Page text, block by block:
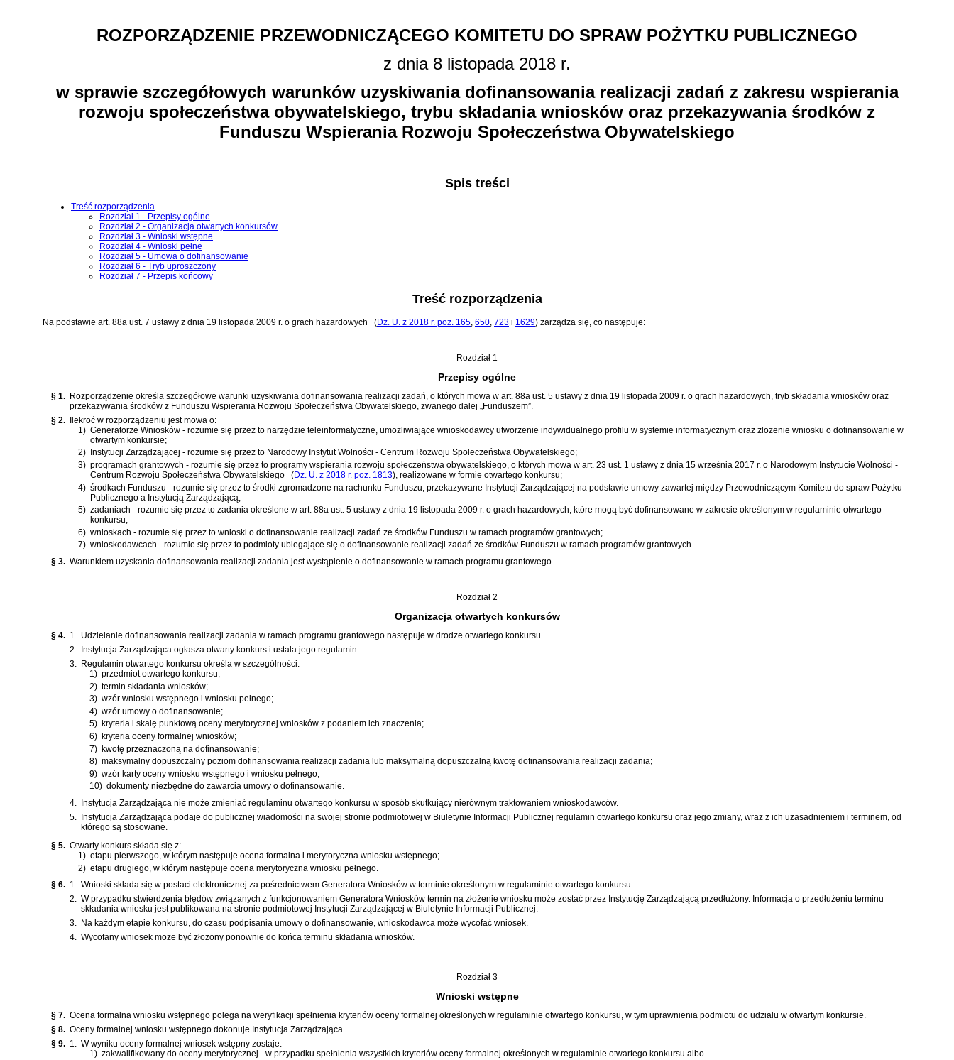
ROZPORZĄDZENIE PRZEWODNICZĄCEGO KOMITETU DO SPRAW POŻYTKU PUBLICZNEGO
z dnia 8 listopada 2018 r.
w sprawie szczegółowych warunków uzyskiwania dofinansowania realizacji zadań z zakresu wspierania
rozwoju społeczeństwa obywatelskiego, trybu składania wniosków oraz przekazywania środków z
Funduszu Wspierania Rozwoju Społeczeństwa Obywatelskiego
Spis treści
Treść rozporządzenia
Rozdział 1 - Przepisy ogólne
Rozdział 2 - Organizacja otwartych konkursów
Rozdział 3 - Wnioski wstępne
Rozdział 4 - Wnioski pełne
Rozdział 5 - Umowa o dofinansowanie
Rozdział 6 - Tryb uproszczony
Rozdział 7 - Przepis końcowy
Treść rozporządzenia
Na podstawie art. 88a ust. 7 ustawy z dnia 19 listopada 2009 r. o grach hazardowych (Dz. U. z 2018 r. poz. 165, 650, 723 i 1629) zarządza się, co następuje:
Rozdział 1
Przepisy ogólne
§ 1. Rozporządzenie określa szczegółowe warunki uzyskiwania dofinansowania realizacji zadań, o których mowa w art. 88a ust. 5 ustawy z dnia 19 listopada 2009 r. o grach hazardowych, tryb składania wniosków oraz
przekazywania środków z Funduszu Wspierania Rozwoju Społeczeństwa Obywatelskiego, zwanego dalej „Funduszem”.
§ 2. Ilekroć w rozporządzeniu jest mowa o:
1) Generatorze Wniosków - rozumie się przez to narzędzie teleinformatyczne, umożliwiające wnioskodawcy utworzenie indywidualnego profilu w systemie informatycznym oraz złożenie wniosku o dofinansowanie w
otwartym konkursie;
2)
Instytucji Zarządzającej - rozumie się przez to Narodowy Instytut Wolności - Centrum Rozwoju Społeczeństwa Obywatelskiego;
3) programach grantowych - rozumie się przez to programy wspierania rozwoju społeczeństwa obywatelskiego, o których mowa w art. 23 ust. 1 ustawy z dnia 15 września 2017 r. o Narodowym Instytucie Wolności -
Centrum Rozwoju Społeczeństwa Obywatelskiego
(Dz. U. z 2018 r. poz. 1813), realizowane w formie otwartego konkursu;
4) środkach Funduszu - rozumie się przez to środki zgromadzone na rachunku Funduszu, przekazywane Instytucji Zarządzającej na podstawie umowy zawartej między Przewodniczącym Komitetu do spraw Pożytku
Publicznego a Instytucją Zarządzającą;
5) zadaniach - rozumie się przez to zadania określone w art. 88a ust. 5 ustawy z dnia 19 listopada 2009 r. o grach hazardowych, które mogą być dofinansowane w zakresie określonym w regulaminie otwartego
konkursu;
6) wnioskach - rozumie się przez to wnioski o dofinansowanie realizacji zadań ze środków Funduszu w ramach programów grantowych;
7) wnioskodawcach - rozumie się przez to podmioty ubiegające się o dofinansowanie realizacji zadań ze środków Funduszu w ramach programów grantowych.
§ 3. Warunkiem uzyskania dofinansowania realizacji zadania jest wystąpienie o dofinansowanie w ramach programu grantowego.
Rozdział 2
Organizacja otwartych konkursów
§ 4. 1. Udzielanie dofinansowania realizacji zadania w ramach programu grantowego następuje w drodze otwartego konkursu.
2.
Instytucja Zarządzająca ogłasza otwarty konkurs i ustala jego regulamin.
3. Regulamin otwartego konkursu określa w szczególności:
1) przedmiot otwartego konkursu;
2) termin składania wniosków;
3) wzór wniosku wstępnego i wniosku pełnego;
4) wzór umowy o dofinansowanie;
5) kryteria i skalę punktową oceny merytorycznej wniosków z podaniem ich znaczenia;
6) kryteria oceny formalnej wniosków;
7) kwotę przeznaczoną na dofinansowanie;
8) maksymalny dopuszczalny poziom dofinansowania realizacji zadania lub maksymalną dopuszczalną kwotę dofinansowania realizacji zadania;
9) wzór karty oceny wniosku wstępnego i wniosku pełnego;
10) dokumenty niezbędne do zawarcia umowy o dofinansowanie.
4.
Instytucja Zarządzająca nie może zmieniać regulaminu otwartego konkursu w sposób skutkujący nierównym traktowaniem wnioskodawców.
5.
Instytucja Zarządzająca podaje do publicznej wiadomości na swojej stronie podmiotowej w Biuletynie Informacji Publicznej regulamin otwartego konkursu oraz jego zmiany, wraz z ich uzasadnieniem i terminem, od
którego są stosowane.
§ 5. Otwarty konkurs składa się z:
1) etapu pierwszego, w którym następuje ocena formalna i merytoryczna wniosku wstępnego;
2) etapu drugiego, w którym następuje ocena merytoryczna wniosku pełnego.
§ 6. 1. Wnioski składa się w postaci elektronicznej za pośrednictwem Generatora Wniosków w terminie określonym w regulaminie otwartego konkursu.
2. W przypadku stwierdzenia błędów związanych z funkcjonowaniem Generatora Wniosków termin na złożenie wniosku może zostać przez Instytucję Zarządzającą przedłużony. Informacja o przedłużeniu terminu
składania wniosku jest publikowana na stronie podmiotowej Instytucji Zarządzającej w Biuletynie Informacji Publicznej.
3. Na każdym etapie konkursu, do czasu podpisania umowy o dofinansowanie, wnioskodawca może wycofać wniosek.
4. Wycofany wniosek może być złożony ponownie do końca terminu składania wniosków.
Rozdział 3
Wnioski wstępne
§ 7. Ocena formalna wniosku wstępnego polega na weryfikacji spełnienia kryteriów oceny formalnej określonych w regulaminie otwartego konkursu, w tym uprawnienia podmiotu do udziału w otwartym konkursie.
§ 8. Oceny formalnej wniosku wstępnego dokonuje Instytucja Zarządzająca.
§ 9. 1. W wyniku oceny formalnej wniosek wstępny zostaje:
1) zakwalifikowany do oceny merytorycznej - w przypadku spełnienia wszystkich kryteriów oceny formalnej określonych w regulaminie otwartego konkursu albo